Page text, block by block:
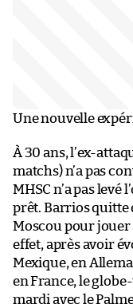
Une nouvelle
À 30 ans, l’ex-
matchs) n’a pas
MHSC n’a pas levé
prêt. Barrios quitte
Moscou pour jouer
effet, après avoir
Mexique, en
en France, le
mardi avec le